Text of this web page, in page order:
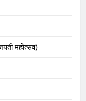
महोत्सव)